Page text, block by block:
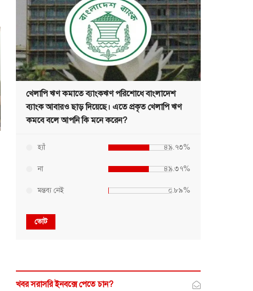
খেলাপি ঋণ কমাতে ব্যাংকঋণ পরিশোধে বাংলাদেশ
ব্যাংক আবারও ছাড় দিয়েছে। এতে প্রকৃত খেলাপি ঋণ
কমবে বলে আপনি কি মনে করেন?
হ্যাঁ ৪৯.৭৩%
না ৪৯.৩৭%
মন্তব্য নেই ০.৮৯%
ভোট
খবর সরাসরি ইনবক্সে পেতে চান?